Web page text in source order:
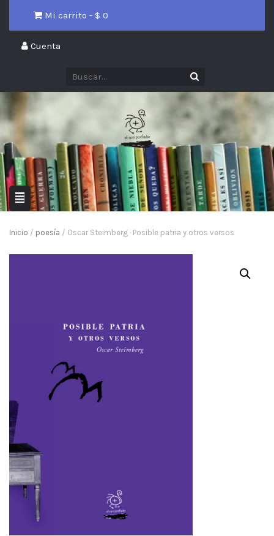
Mi carrito - $ 0
Cuenta
Inicio / poesía / Oscar Steimberg · Posible patria y otros versos